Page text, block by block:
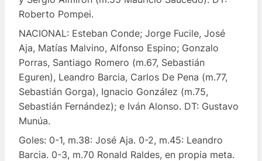
Roberto Pompei.
NACIONAL: Esteban Conde; Jorge Fucile, José
Aja, Matías Malvino, Alfonso Espino; Gonzalo
Porras, Santiago Romero (m.67, Sebastián
Eguren), Leandro Barcia, Carlos De Pena (m.77,
Sebastián Gorga), Ignacio González (m.75,
Sebastián Fernández); e Iván Alonso. DT: Gustavo
Munúa.
Goles: 0-1, m.38: José Aja. 0-2, m.45: Leandro
Barcia. 0-3, m.70 Ronald Raldes, en propia meta.